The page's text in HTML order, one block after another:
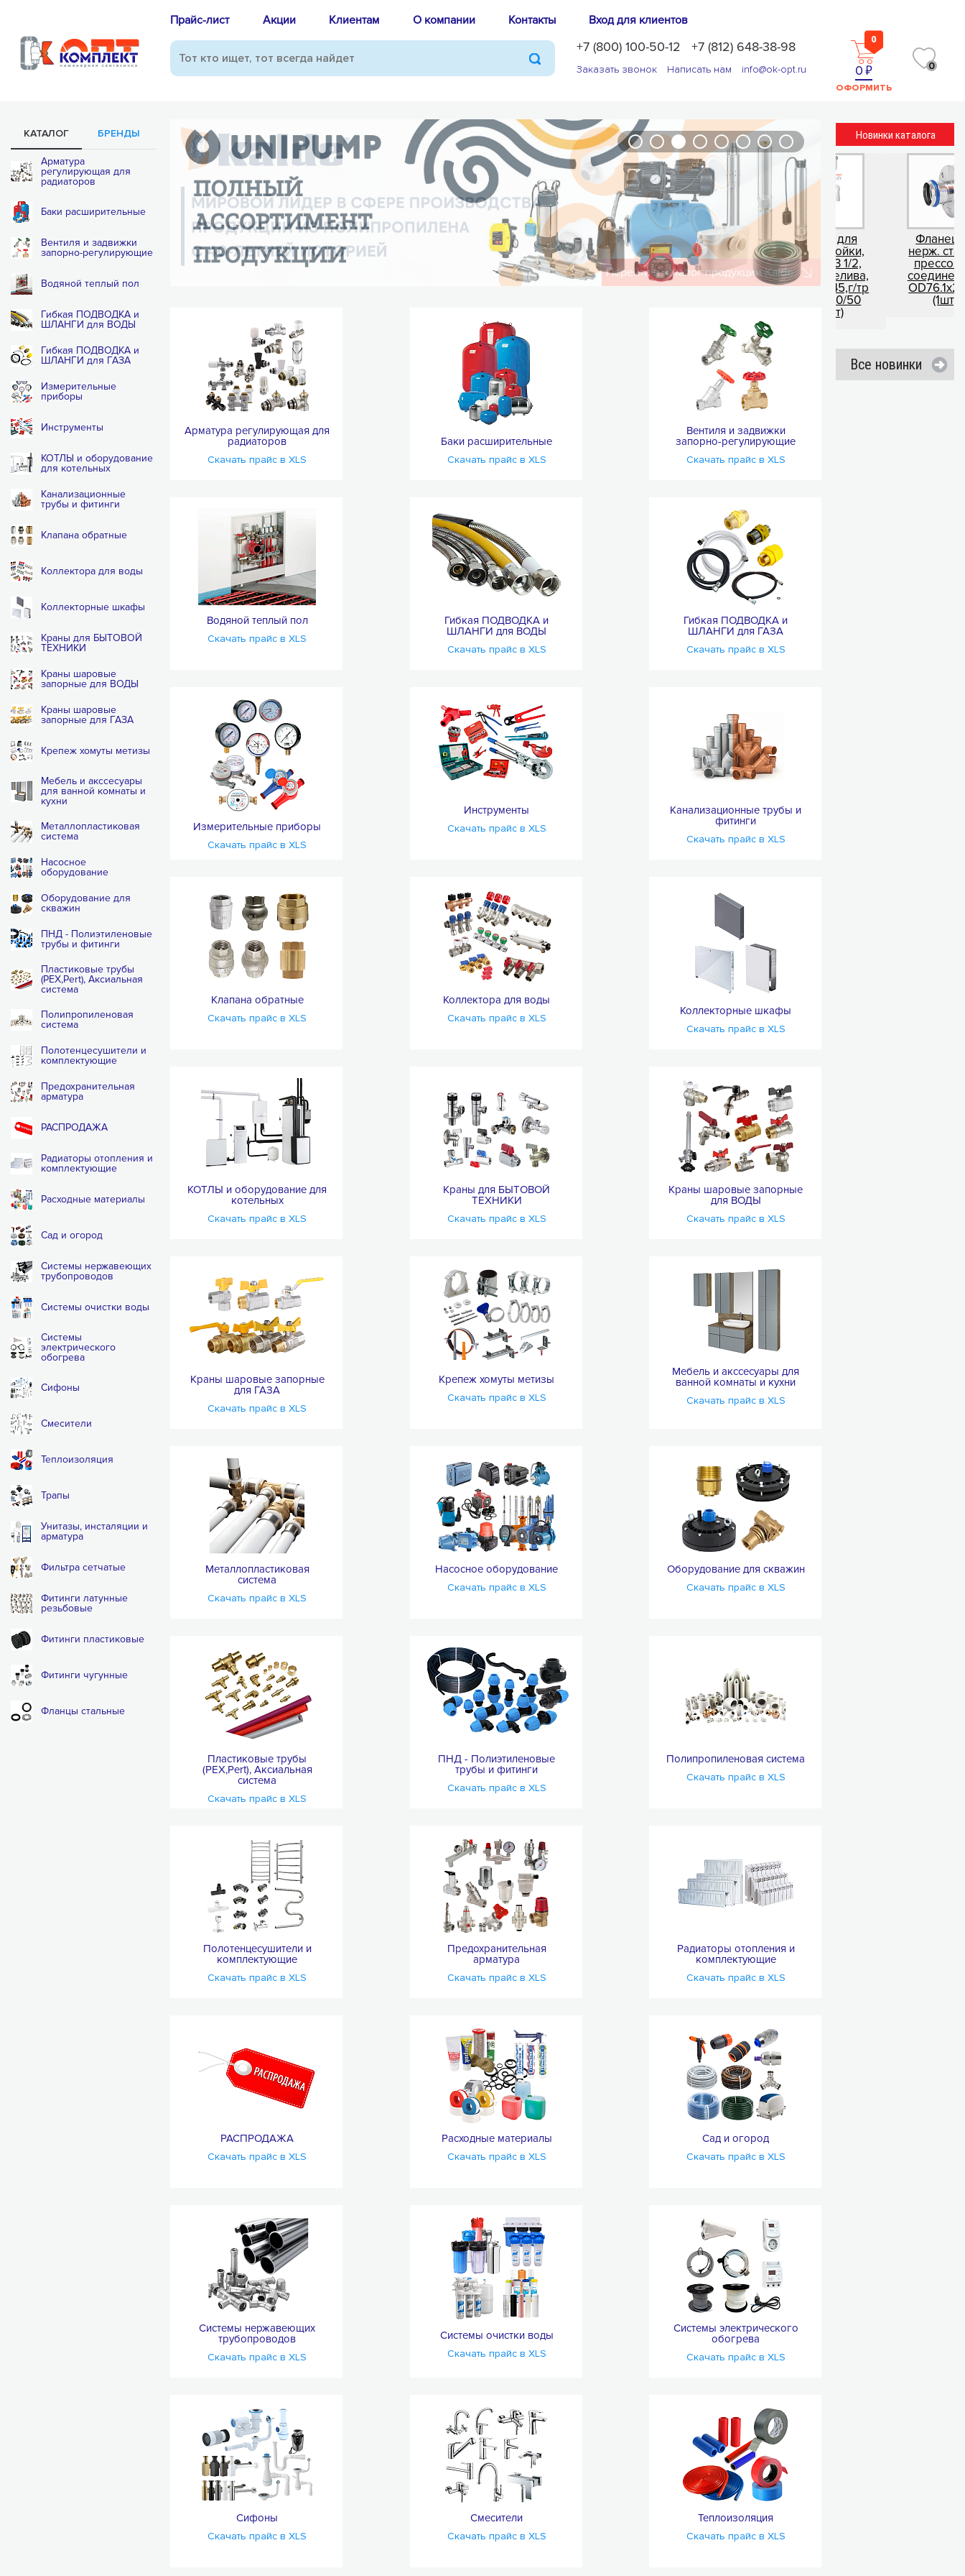
Прайс-лист Акции Клиентам О компании Контакты Вход для клиентов
+7 (800) 100-50-12 +7 (812) 648-38-98
Заказать звонок Написать нам info@ok-opt.ru
0
0
ОФОРМИТЬ
0
КАТАЛОГ БРЕНДЫ
Арматура
регулирующая для
радиаторов
Баки расширительные
Вентиля и задвижки
запорно-регулирующие
Водяной теплый пол
Гибкая ПОДВОДКА и
ШЛАНГИ для ВОДЫ
Гибкая ПОДВОДКА и
ШЛАНГИ для ГАЗА
Измерительные
приборы
Инструменты
КОТЛЫ и оборудование
для котельных
Канализационные
трубы и фитинги
Клапана обратные
Коллектора для воды
Коллекторные шкафы
Краны для БЫТОВОЙ
ТЕХНИКИ
Краны шаровые
запорные для ВОДЫ
Краны шаровые
запорные для ГАЗА
Крепеж хомуты метизы
Мебель и акссесуары
для ванной комнаты и
кухни
Металлопластиковая
система
Насосное
оборудование
Оборудование для
скважин
ПНД - Полиэтиленовые
трубы и фитинги
Пластиковые трубы
(PEX,Pert), Аксиальная
система
Полипропиленовая
система
Полотенцесушители и
комплектующие
Предохранительная
арматура
РАСПРОДАЖА
Радиаторы отопления и
комплектующие
Расходные материалы
Сад и огород
Системы нержавеющих
трубопроводов
Системы очистки воды
Системы
электрического
обогрева
Сифоны
Смесители
Теплоизоляция
Трапы
Унитазы, инсталяции и
арматура
Фильтра сетчатые
Фитинги латунные
резьбовые
Фитинги пластиковые
Фитинги чугунные
Фланцы стальные
Арматура регулирующая для
радиаторов
Скачать прайс в XLS
Баки расширительные
Скачать прайс в XLS
Вентиля и задвижки
запорно-регулирующие
Скачать прайс в XLS
Водяной теплый пол
Скачать прайс в XLS
Гибкая ПОДВОДКА и
ШЛАНГИ для ВОДЫ
Скачать прайс в XLS
Гибкая ПОДВОДКА и
ШЛАНГИ для ГАЗА
Скачать прайс в XLS
Измерительные приборы
Скачать прайс в XLS
Инструменты
Скачать прайс в XLS
Канализационные трубы и
фитинги
Скачать прайс в XLS
Клапана обратные
Скачать прайс в XLS
Коллектора для воды
Скачать прайс в XLS
Коллекторные шкафы
Скачать прайс в XLS
КОТЛЫ и оборудование для
котельных
Скачать прайс в XLS
Краны для БЫТОВОЙ
ТЕХНИКИ
Скачать прайс в XLS
Краны шаровые запорные
для ВОДЫ
Скачать прайс в XLS
Краны шаровые запорные
для ГАЗА
Скачать прайс в XLS
Крепеж хомуты метизы
Скачать прайс в XLS
Мебель и акссесуары для
ванной комнаты и кухни
Скачать прайс в XLS
Металлопластиковая
система
Скачать прайс в XLS
Насосное оборудование
Скачать прайс в XLS
Оборудование для скважин
Скачать прайс в XLS
Пластиковые трубы
(PEX,Pert), Аксиальная
система
Скачать прайс в XLS
ПНД - Полиэтиленовые
трубы и фитинги
Скачать прайс в XLS
Полипропиленовая система
Скачать прайс в XLS
Полотенцесушители и
комплектующие
Скачать прайс в XLS
Предохранительная
арматура
Скачать прайс в XLS
Радиаторы отопления и
комплектующие
Скачать прайс в XLS
РАСПРОДАЖА
Скачать прайс в XLS
Расходные материалы
Скачать прайс в XLS
Сад и огород
Скачать прайс в XLS
Системы нержавеющих
трубопроводов
Скачать прайс в XLS
Системы очистки воды
Скачать прайс в XLS
Системы электрического
обогрева
Скачать прайс в XLS
Сифоны
Скачать прайс в XLS
Смесители
Скачать прайс в XLS
Теплоизоляция
Скачать прайс в XLS
Новинки каталога
Уголок 90° из
нержавеющей
стали 76.1ax76.1
"VER-PRO"
(9/1шт)
Группа
коллекторов с
расходомерами,
с
воздухоотводчиками
Сифон для
керам мойки,
выпуск 3 1/2,
ДВА перелива,
лат.винт 45,г/тр
Фланец из
нерж. стали с
прессовым
соединением
OD76.1x2 1/2"
Все новинки